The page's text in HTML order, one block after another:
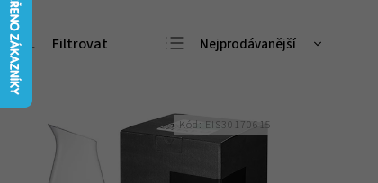
Nejdražší
Nejprodávanější
Kód: EIS30170615